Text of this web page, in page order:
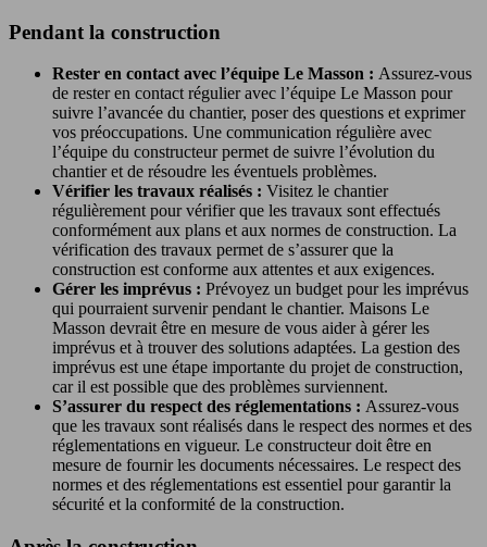
Pendant la construction
Rester en contact avec l’équipe Le Masson : Assurez-vous
de rester en contact régulier avec l’équipe Le Masson pour
suivre l’avancée du chantier, poser des questions et exprimer
vos préoccupations. Une communication régulière avec
l’équipe du constructeur permet de suivre l’évolution du
chantier et de résoudre les éventuels problèmes.
Vérifier les travaux réalisés : Visitez le chantier
régulièrement pour vérifier que les travaux sont effectués
conformément aux plans et aux normes de construction. La
vérification des travaux permet de s’assurer que la
construction est conforme aux attentes et aux exigences.
Gérer les imprévus : Prévoyez un budget pour les imprévus
qui pourraient survenir pendant le chantier. Maisons Le
Masson devrait être en mesure de vous aider à gérer les
imprévus et à trouver des solutions adaptées. La gestion des
imprévus est une étape importante du projet de construction,
car il est possible que des problèmes surviennent.
S’assurer du respect des réglementations : Assurez-vous
que les travaux sont réalisés dans le respect des normes et des
réglementations en vigueur. Le constructeur doit être en
mesure de fournir les documents nécessaires. Le respect des
normes et des réglementations est essentiel pour garantir la
sécurité et la conformité de la construction.